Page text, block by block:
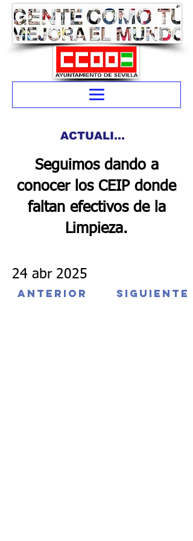
ACTUALIDAD
Seguimos dando a
conocer los CEIP donde
faltan efectivos de la
Limpieza.
24 abr 2025
ANTERIOR SIGUIENTE